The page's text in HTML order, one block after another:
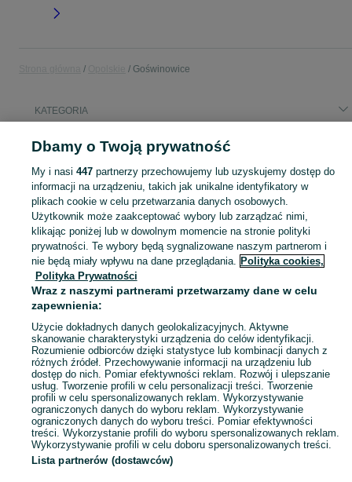
Goświnowice
KATEGORIA
Popularne wyszukiwania
lotus
Skorzystaj z największego serwisu ogłoszeniowego - Goświnowice i okolice! Kupuj to, czego pragniesz i sprzedawaj to, czego już nie potrzebujesz! Zobacz
Mapa kategorii
Mapa miejscowości
Mapa ministron
Popularne wyszukiwania
Dbamy o Twoją prywatność
My i nasi 447partnerzy przechowujemy lub uzyskujemy dostęp do
informacji na urządzeniu, takich jak unikalne identyfikatory w
plikach cookie w celu przetwarzania danych osobowych.
Użytkownik może zaakceptować wybory lub zarządzać nimi,
klikając poniżej lub w dowolnym momencie na stronie polityki
prywatności. Te wybory będą sygnalizowane naszym partnerom i
nie będą miały wpływu na dane przeglądania. Polityka cookies,
Polityka Prywatności
Wraz z naszymi partnerami przetwarzamy dane w celu
zapewnienia:
Użycie dokładnych danych geolokalizacyjnych. Aktywne
skanowanie charakterystyki urządzenia do celów identyfikacji.
Rozumienie odbiorców dzięki statystyce lub kombinacji danych z
różnych źródeł. Przechowywanie informacji na urządzeniu lub
dostęp do nich. Pomiar efektywności reklam. Rozwój i ulepszanie
usług. Tworzenie profili w celu personalizacji treści. Tworzenie
profili w celu spersonalizowanych reklam. Wykorzystywanie
ograniczonych danych do wyboru reklam. Wykorzystywanie
ograniczonych danych do wyboru treści. Pomiar efektywności
treści. Wykorzystanie profili do wyboru spersonalizowanych reklam.
Wykorzystywanie profili w celu doboru spersonalizowanych treści.
Lista partnerów (dostawców)